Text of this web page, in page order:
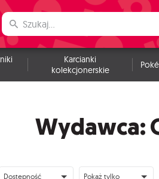
Karcianki
kolekcjonerskie
Wydawca:
Dostępność Pokaż tylko